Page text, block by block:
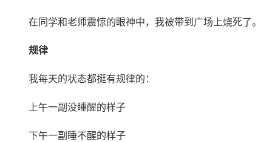
在同学和老师震惊的眼神中，我被带到广场上烧死了。
规律
我每天的状态都挺有规律的：
上午一副没睡醒的样子
下午一副睡不醒的样子